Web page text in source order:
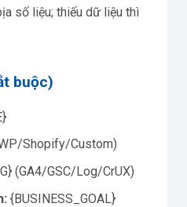
số liệu; thiếu dữ liệu thì
buộc)
Shopify/Custom)
(GA4/GSC/Log/CrUX)
{BUSINESS_GOAL}